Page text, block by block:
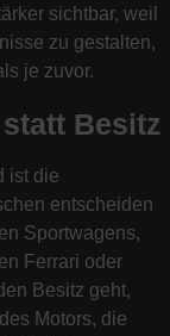
sichtbar, weil
zu gestalten,
je zuvor.
Besitz
ist die
entscheiden
Sportwagens,
Ferrari oder
Besitz geht,
Motors, die